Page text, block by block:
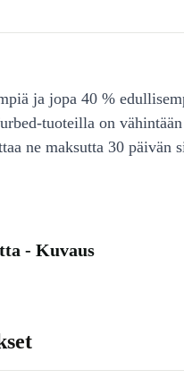
ja jopa 40 %
tuoteilla on
ne maksutta 30 päivän
- Kuvaus